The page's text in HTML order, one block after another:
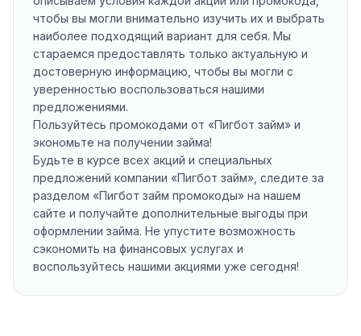
чтобы вы могли внимательно изучить их и выбрать
наиболее подходящий вариант для себя. Мы
стараемся предоставлять только актуальную и
достоверную информацию, чтобы вы могли с
уверенностью воспользоваться нашими
предложениями.
Пользуйтесь промокодами от «Пигбот займ» и
экономьте на получении займа!
Будьте в курсе всех акций и специальных
предложений компании «Пигбот займ», следите за
разделом «Пигбот займ промокоды» на нашем
сайте и получайте дополнительные выгоды при
оформлении займа. Не упустите возможность
сэкономить на финансовых услугах и
воспользуйтесь нашими акциями уже сегодня!